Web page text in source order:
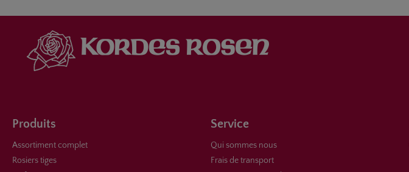
Produits
Assortiment complet
Rosiers tiges
Service
Qui sommes nous
Frais de transport